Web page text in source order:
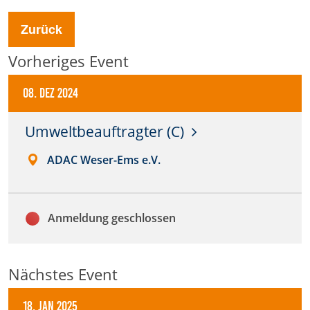
Zurück
Vorheriges Event
08. Dez 2024
Umweltbeauftragter (C)
ADAC Weser-Ems e.V.
Anmeldung geschlossen
Nächstes Event
18. Jan 2025
Anbieter:
Zweck:
Dieser Cookie speichert Informationen zu
Cookie Laufzeit:
Name:
Anbieter:
DMSB